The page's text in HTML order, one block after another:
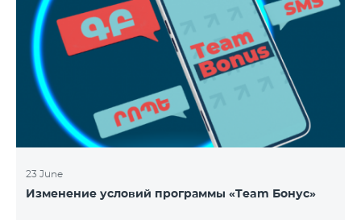
SMS – 150 драм. Полный список стран: Арцах,
Албания, Австралия, Австрия, Бельгия, Болгария,
Босния и Герцеговина, Великобритания, Венгрия,
Германия, Греция, Дания, Джерси, Египет,
Ирландия, Исландия, Испани
23 June
Изменение условий программы «Team Бонус»